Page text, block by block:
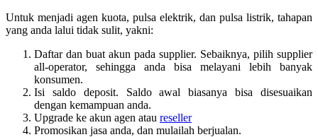
Untuk menjadi agen kuota, pulsa elektrik, dan pulsa listrik, tahapan
yang anda lalui tidak sulit, yakni:
Daftar dan buat akun pada supplier. Sebaiknya, pilih supplier
all-operator, sehingga anda bisa melayani lebih banyak
konsumen.
Isi saldo deposit. Saldo awal biasanya bisa disesuaikan
dengan kemampuan anda.
Upgrade ke akun agen atau reseller
Promosikan jasa anda, dan mulailah berjualan.